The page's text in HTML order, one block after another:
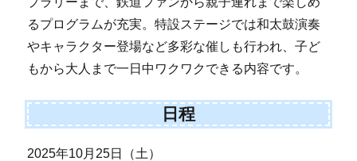
るプログラムが充実。特設ステージでは和太鼓演奏
やキャラクター登場など多彩な催しも行われ、子ど
もから大人まで一日中ワクワクできる内容です。
日程
2025年10月25日（土）